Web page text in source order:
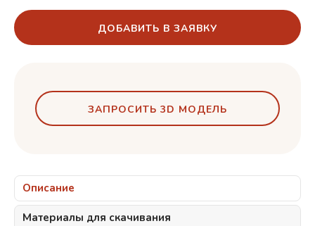
ДОБАВИТЬ В ЗАЯВКУ
ЗАПРОСИТЬ 3D МОДЕЛЬ
Описание
Материалы для скачивания